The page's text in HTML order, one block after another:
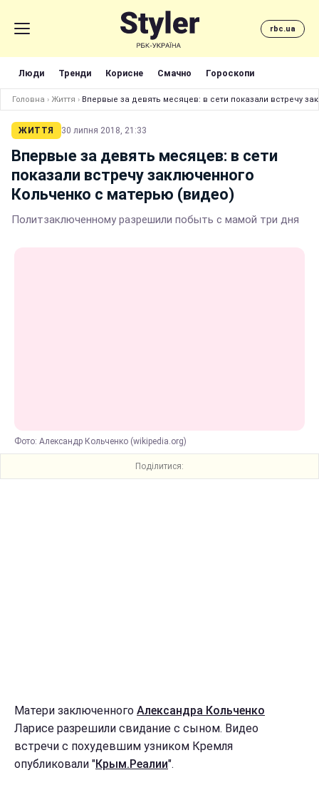
rbc.ua
Люди Тренди Корисне Смачно Гороскопи
Головна › Життя › Впервые за девять месяцев: в сети показали встречу
ЖИТТЯ 30 липня 2018, 21:33
Впервые за девять месяцев: в сети
показали встречу заключенного
Кольченко с матерью (видео)
Политзаключенному разрешили побыть с мамой три дня
Фото: Александр Кольченко (wikipedia.org)
Поділитися:
Матери заключенного Александра Кольченко
Ларисе разрешили свидание с сыном. Видео
встречи с похудевшим узником Кремля
опубликовали "Крым.Реалии".